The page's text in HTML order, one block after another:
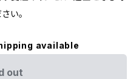
い。
available
out